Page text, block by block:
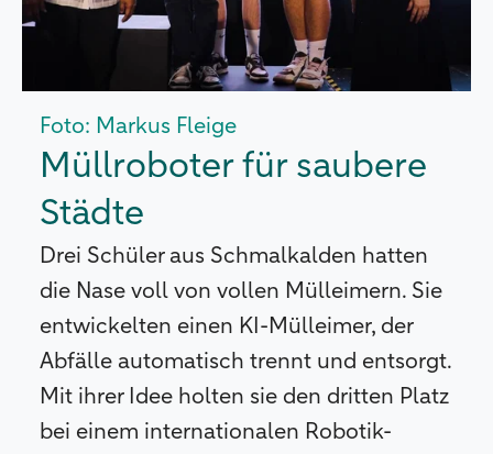
Foto: Markus Fleige
Müllroboter für saubere
Städte
Drei Schüler aus Schmalkalden hatten
die Nase voll von vollen Mülleimern. Sie
entwickelten einen KI-Mülleimer, der
Abfälle automatisch trennt und entsorgt.
Mit ihrer Idee holten sie den dritten Platz
bei einem internationalen Robotik-